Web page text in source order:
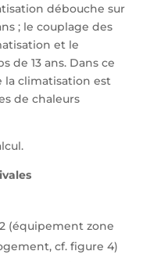
débouche sur
; le couplage des
et le
de 13 ans. Dans ce
la climatisation est
de chaleurs
(équipement zone
cf. figure 4)